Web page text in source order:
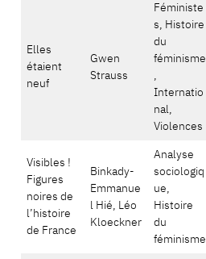
Elles
étaient
neuf
Gwen
Strauss
Féministe
s, Histoire
du
féminisme
,
Internatio
nal,
Violences
Visibles !
Figures
noires de
l’histoire
de France
Binkady-
Emmanue
l Hié, Léo
Kloeckner
Analyse
sociologiq
ue,
Histoire
du
féminisme